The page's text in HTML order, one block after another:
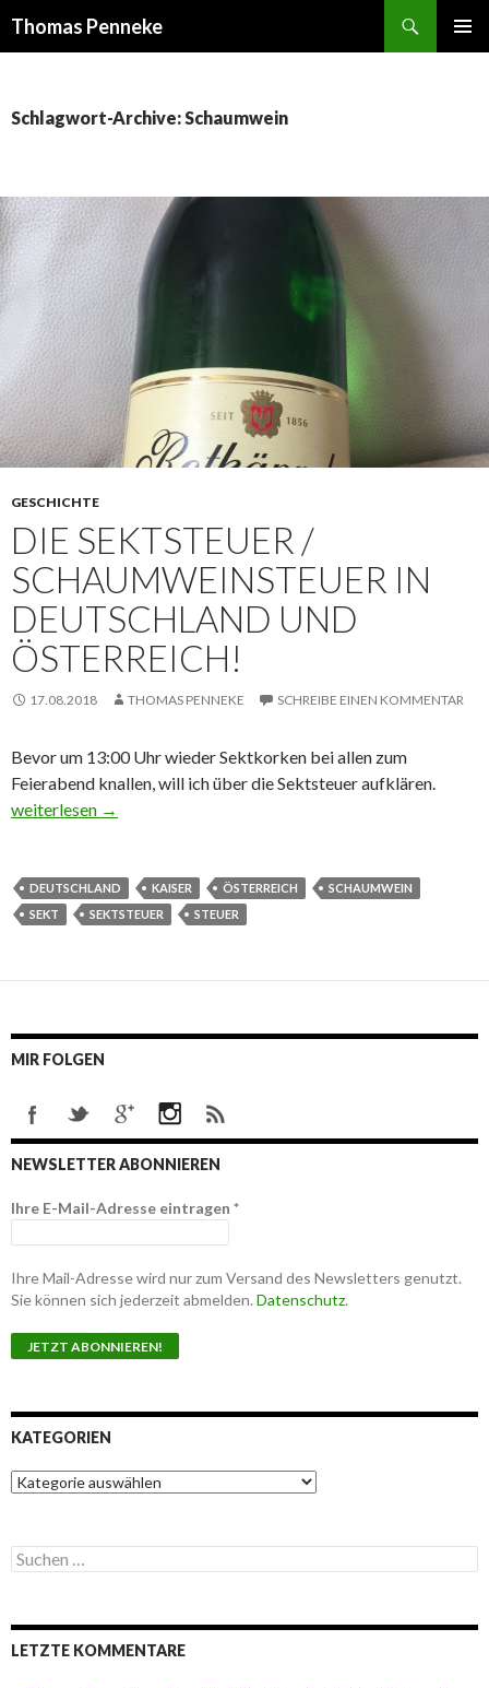
Thomas Penneke
Schlagwort-Archive: Schaumwein
GESCHICHTE
DIE SEKTSTEUER /
SCHAUMWEINSTEUER IN
DEUTSCHLAND UND
ÖSTERREICH!
17.08.2018 THOMAS PENNEKE SCHREIBE EINEN KOMMENTAR
Bevor um 13:00 Uhr wieder Sektkorken bei allen zum
Feierabend knallen, will ich über die Sektsteuer aufklären.
Die Sektsteuer / Schaumweinsteuer in Deutschland und
weiterlesen →
DEUTSCHLAND KAISER ÖSTERREICH
SCHAUMWEIN
SEKT
SEKTSTEUER STEUER
MIR FOLGEN
NEWSLETTER ABONNIEREN
Ihre E-Mail-Adresse eintragen *
Ihre Mail-Adresse wird nur zum Versand des Newsletters genutzt.
Sie können sich jederzeit abmelden. Datenschutz.
KATEGORIEN
K
a
g
o
n
S
u
e
n
LETZTE KOMMENTARE